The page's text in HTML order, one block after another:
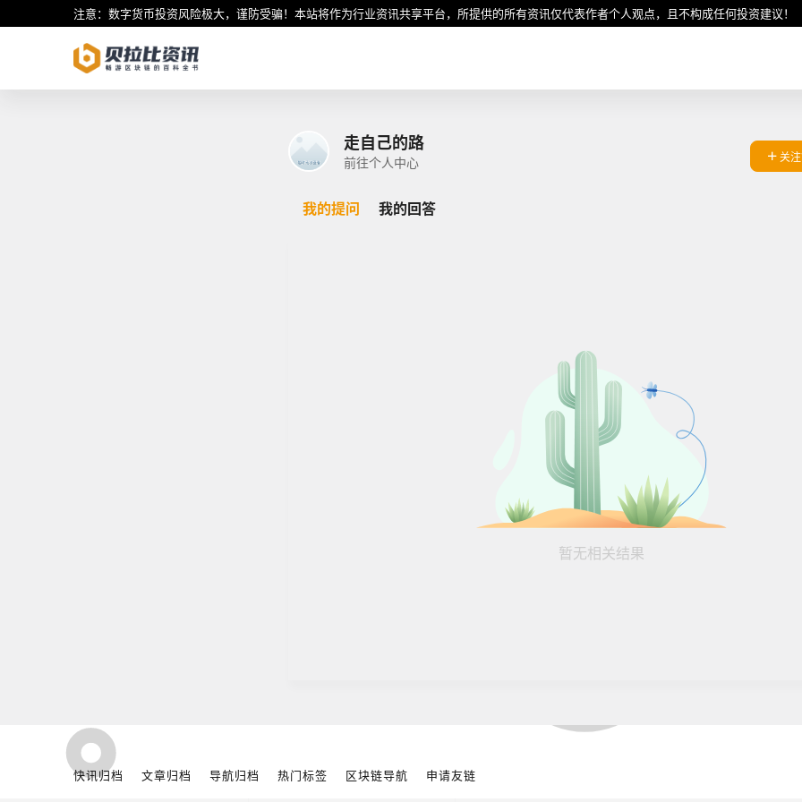
注意：数字货币投资风险极大，谨防受骗！本站将作为行业资讯共享平台，所提供的所有资讯仅代表作者个人观点，且不构成任何投资建议！
走自己的路
前往个人中心 关
我的提问 我的回答
暂无相关结果
快讯归档 文章归档 导航归档 热门标签 区块链导航 申请友链